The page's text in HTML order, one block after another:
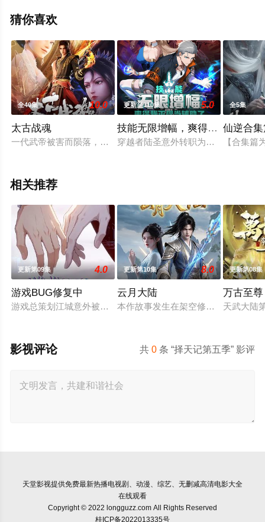
漫全集就上天堂电影网，更多剧情信息可移步至豆瓣动
猜你喜欢
全40集 10.0
太古战魂
一代武帝被害而陨落，万年之后重生在一位名为秦风的少年身上
更新至110集 5.0
技能无限增幅，爽得我不想当辅
穿越者陆圣意外转职为受人鄙视的最
全5集
仙逆合
【合集
相关推荐
更新第09集 4.0
游戏BUG修复中
游戏总策划江城意外被卷入自己设计的《诸神黄昏》游戏世界，
更新第10集 8.0
云月大陆
本作故事发生在架空修仙世界——云
更新第08集
万古至
天武大陆
共0 条 “择天记第五季” 影评
影视评论
天堂影视提供免费最新热播电视剧、动漫、综艺、无删减高清电影大全
在线观看
Copyright © 2022 longguzz.com All Rights Reserved
桂ICP备2022013335号